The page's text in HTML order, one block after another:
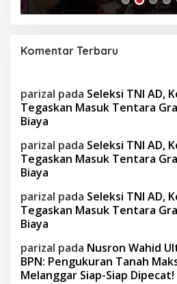
Komentar Terbaru
parizal pada Seleksi TNI AD,
Tegaskan Masuk Tentara
Biaya
parizal pada Seleksi TNI AD,
Tegaskan Masuk Tentara
Biaya
parizal pada Seleksi TNI AD,
Tegaskan Masuk Tentara
Biaya
parizal pada Nusron Wahid
BPN: Pengukuran Tanah
Melanggar Siap-Siap Dipecat!